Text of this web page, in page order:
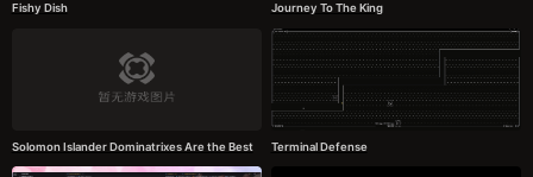
Fishy Dish Journey To The King
Solomon Islander Dominatrixes Are the Best Terminal Defense